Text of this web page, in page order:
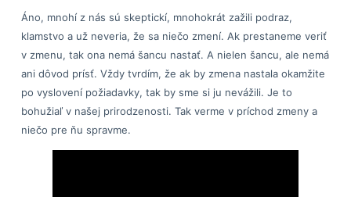
Áno, mnohí z nás sú skeptickí, mnohokrát zažili podraz,
klamstvo a už neveria, že sa niečo zmení. Ak prestaneme veriť
v zmenu, tak ona nemá šancu nastať. A nielen šancu, ale nemá
ani dôvod prísť. Vždy tvrdím, že ak by zmena nastala okamžite
po vyslovení požiadavky, tak by sme si ju nevážili. Je to
bohužiaľ v našej prirodzenosti. Tak verme v príchod zmeny a
niečo pre ňu spravme.